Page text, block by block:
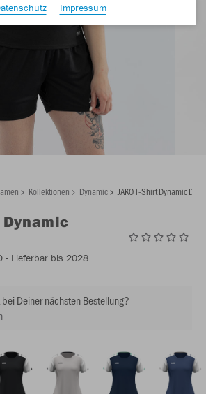
Kollektionen Dynamic JAKO T-Shirt Dynamic
- Lieferbar bis 2028
Deiner nächsten Bestellung?
Impressum